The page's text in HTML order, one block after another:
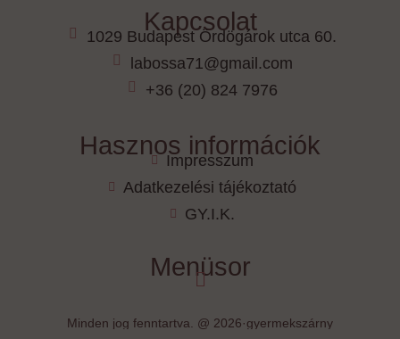
Kapcsolat
1029 Budapest Ördögárok utca 60.
labossa71@gmail.com
+36 (20) 824 7976
Hasznos információk
Impresszum
Adatkezelési tájékoztató
GY.I.K.
Menüsor
Minden jog fenntartva. @ 2026·gyermekszárny